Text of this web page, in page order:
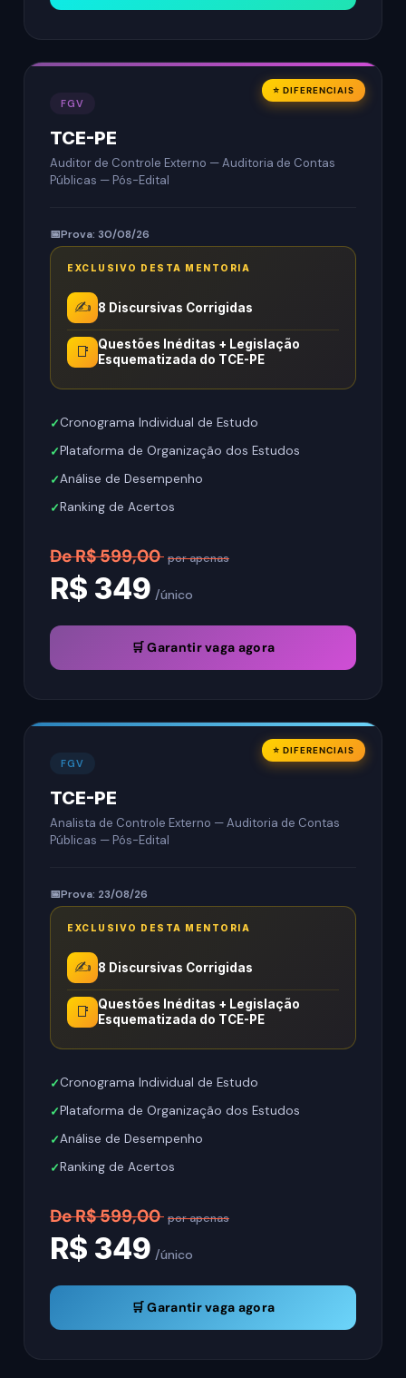
⭐ DIFERENCIAIS
FGV
TCE-PE
Auditor de Controle Externo — Auditoria de Contas
Públicas — Pós-Edital
Prova: 30/08/26
EXCLUSIVO DESTA MENTORIA
✍️ 8 Discursivas Corrigidas
📑
Questões Inéditas + Legislação
Esquematizada do TCE-PE
Cronograma Individual de Estudo
Plataforma de Organização dos Estudos
Análise de Desempenho
Ranking de Acertos
De R$ 599,00 por apenas
R$ 349 /único
🛒 Garantir vaga agora
⭐ DIFERENCIAIS
FGV
TCE-PE
Analista de Controle Externo — Auditoria de Contas
Públicas — Pós-Edital
Prova: 23/08/26
EXCLUSIVO DESTA MENTORIA
✍️ 8 Discursivas Corrigidas
📑
Questões Inéditas + Legislação
Esquematizada do TCE-PE
Cronograma Individual de Estudo
Plataforma de Organização dos Estudos
Análise de Desempenho
Ranking de Acertos
De R$ 599,00 por apenas
R$ 349 /único
🛒 Garantir vaga agora